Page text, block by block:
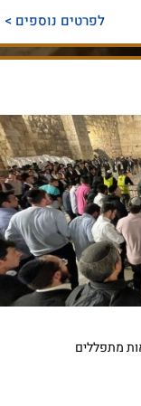
לפרטים נוספים >
מתפללים